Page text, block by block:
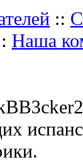
::
Наша